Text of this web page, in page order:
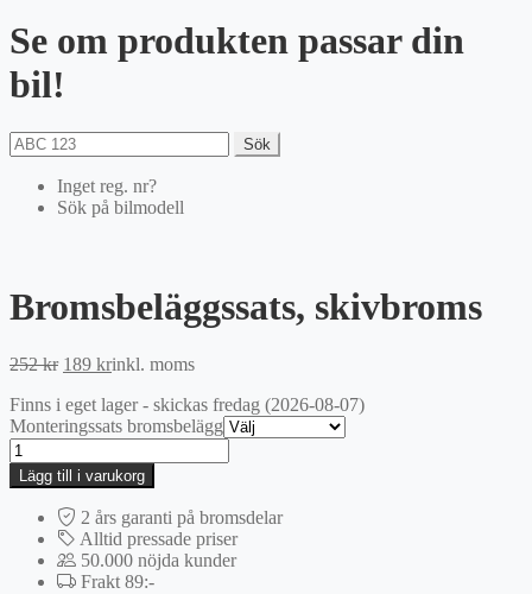
Se om produkten passar din
bil!
Sök
Inget reg. nr?
Sök på bilmodell
Bromsbeläggssats, skivbroms
252kr Det
priset
var:
189 krDet
priset
är:
inkl. moms
Finns i eget lager - skickas fredag (2026-08-07)
Monteringssats bromsbelägg
Bromsbeläggssats,
skivbroms
mängd
Lägg till i varukorg
2 års garanti på bromsdelar
Alltid pressade priser
50.000 nöjda kunder
Frakt 89:-